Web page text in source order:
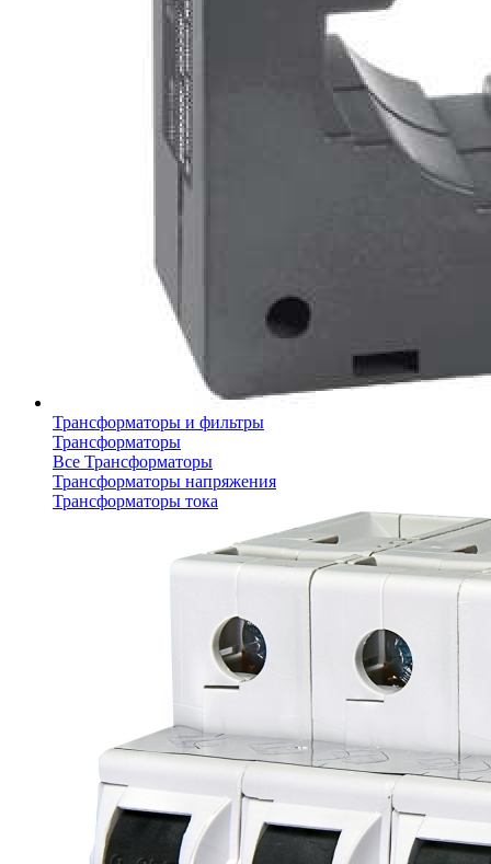
Трансформаторы и фильтры
Трансформаторы
Все Трансформаторы
Трансформаторы напряжения
Трансформаторы тока